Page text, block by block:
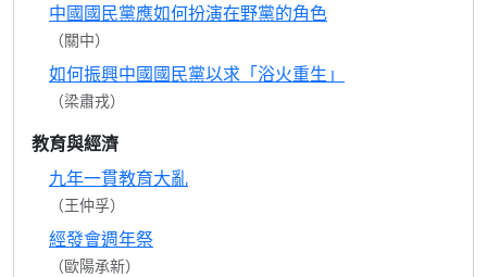
中國國民黨應如何扮演在野黨的角色
（關中）
如何振興中國國民黨以求「浴火重生」
（梁肅戎）
教育與經濟
九年一貫教育大亂
（王仲孚）
經發會週年祭
（歐陽承新）